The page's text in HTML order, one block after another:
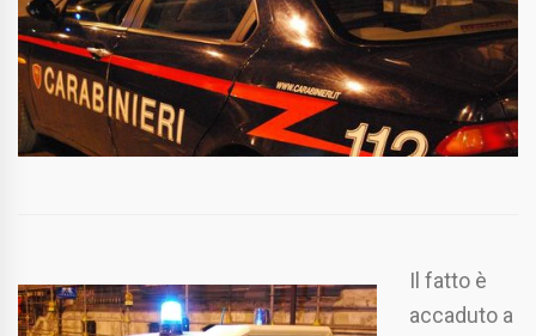
Il fatto è
accaduto a